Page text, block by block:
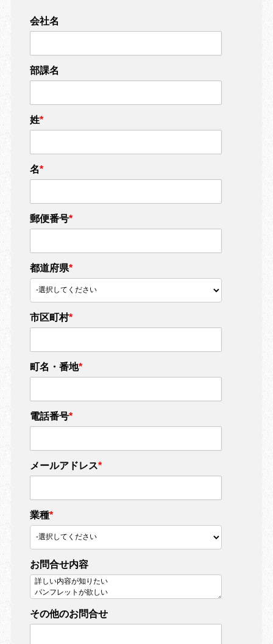
会社名
部課名
姓*
名*
郵便番号*
都道府県*
市区町村*
町名・番地*
電話番号*
メールアドレス*
業種*
お問合せ内容
その他のお問合せ